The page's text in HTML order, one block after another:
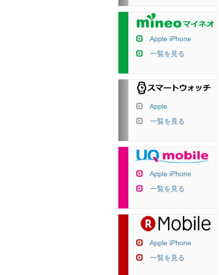
Apple iPhone
一覧を見る
Apple
一覧を見る
Apple iPhone
一覧を見る
Apple iPhone
一覧を見る